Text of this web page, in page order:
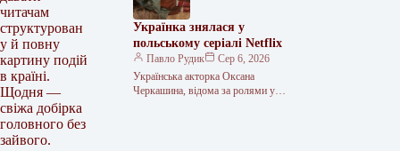
читачам
структурован
у й повну
картину подій
в країні.
Щодня —
свіжа добірка
головного без
зайвого.
Українка знялася у
польському серіалі Netflix
Павло Рудик
Сер 6, 2026
Українська акторка Оксана
Черкашина, відома за ролями у